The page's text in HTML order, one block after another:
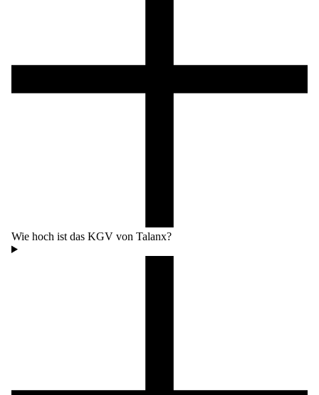
Wie hoch ist das KGV von Talanx?